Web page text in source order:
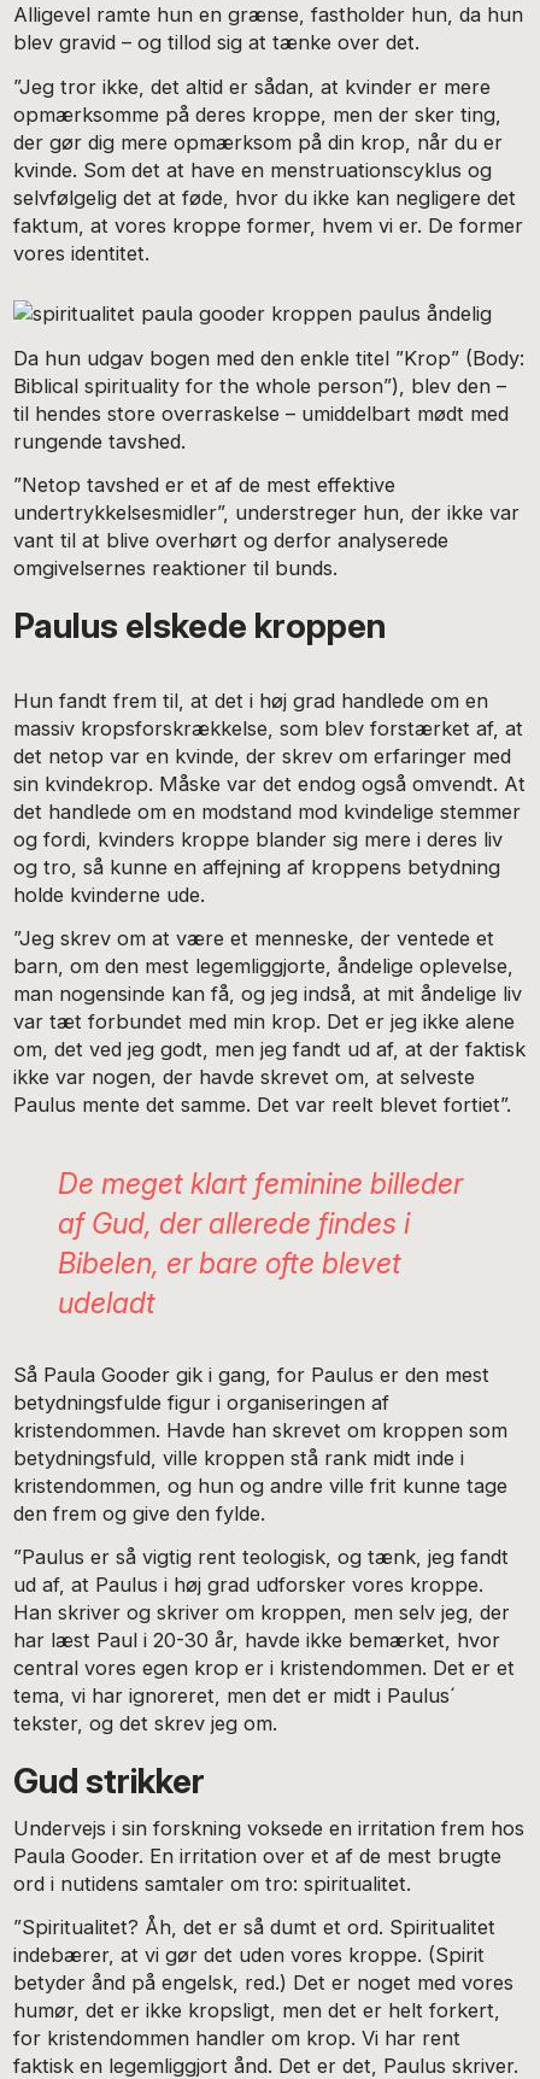
Alligevel ramte hun en grænse, fastholder hun, da hun
blev gravid – og tillod sig at tænke over det.
”Jeg tror ikke, det altid er sådan, at kvinder er mere
opmærksomme på deres kroppe, men der sker ting,
der gør dig mere opmærksom på din krop, når du er
kvinde. Som det at have en menstruationscyklus og
selvfølgelig det at føde, hvor du ikke kan negligere det
faktum, at vores kroppe former, hvem vi er. De former
vores identitet.
Da hun udgav bogen med den enkle titel ”Krop” (Body:
Biblical spirituality for the whole person”), blev den –
til hendes store overraskelse – umiddelbart mødt med
rungende tavshed.
”Netop tavshed er et af de mest effektive
undertrykkelsesmidler”, understreger hun, der ikke var
vant til at blive overhørt og derfor analyserede
omgivelsernes reaktioner til bunds.
Paulus elskede kroppen
Hun fandt frem til, at det i høj grad handlede om en
massiv kropsforskrækkelse, som blev forstærket af, at
det netop var en kvinde, der skrev om erfaringer med
sin kvindekrop. Måske var det endog også omvendt. At
det handlede om en modstand mod kvindelige stemmer
og fordi, kvinders kroppe blander sig mere i deres liv
og tro, så kunne en affejning af kroppens betydning
holde kvinderne ude.
”Jeg skrev om at være et menneske, der ventede et
barn, om den mest legemliggjorte, åndelige oplevelse,
man nogensinde kan få, og jeg indså, at mit åndelige liv
var tæt forbundet med min krop. Det er jeg ikke alene
om, det ved jeg godt, men jeg fandt ud af, at der faktisk
ikke var nogen, der havde skrevet om, at selveste
Paulus mente det samme. Det var reelt blevet fortiet”.
De meget klart feminine billeder
af Gud, der allerede findes i
Bibelen, er bare ofte blevet
udeladt
Så Paula Gooder gik i gang, for Paulus er den mest
betydningsfulde figur i organiseringen af
kristendommen. Havde han skrevet om kroppen som
betydningsfuld, ville kroppen stå rank midt inde i
kristendommen, og hun og andre ville frit kunne tage
den frem og give den fylde.
”Paulus er så vigtig rent teologisk, og tænk, jeg fandt
ud af, at Paulus i høj grad udforsker vores kroppe.
Han skriver og skriver om kroppen, men selv jeg, der
har læst Paul i 20-30 år, havde ikke bemærket, hvor
central vores egen krop er i kristendommen. Det er et
tema, vi har ignoreret, men det er midt i Paulus´
tekster, og det skrev jeg om.
Gud strikker
Undervejs i sin forskning voksede en irritation frem hos
Paula Gooder. En irritation over et af de mest brugte
ord i nutidens samtaler om tro: spiritualitet.
”Spiritualitet? Åh, det er så dumt et ord. Spiritualitet
indebærer, at vi gør det uden vores kroppe. (Spirit
betyder ånd på engelsk, red.) Det er noget med vores
humør, det er ikke kropsligt, men det er helt forkert,
for kristendommen handler om krop. Vi har rent
faktisk en legemliggjort ånd. Det er det, Paulus skriver.